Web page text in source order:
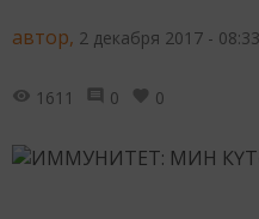
автор, 2 декабря 2017 - 08:33
1611 0 0